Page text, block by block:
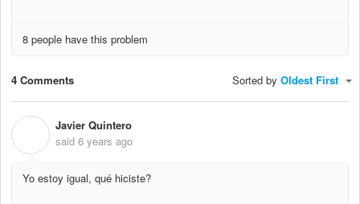
8 people have this problem
4 Comments Sorted by Oldest First
Javier Quintero
said 6 years ago
Yo estoy igual, qué hiciste?